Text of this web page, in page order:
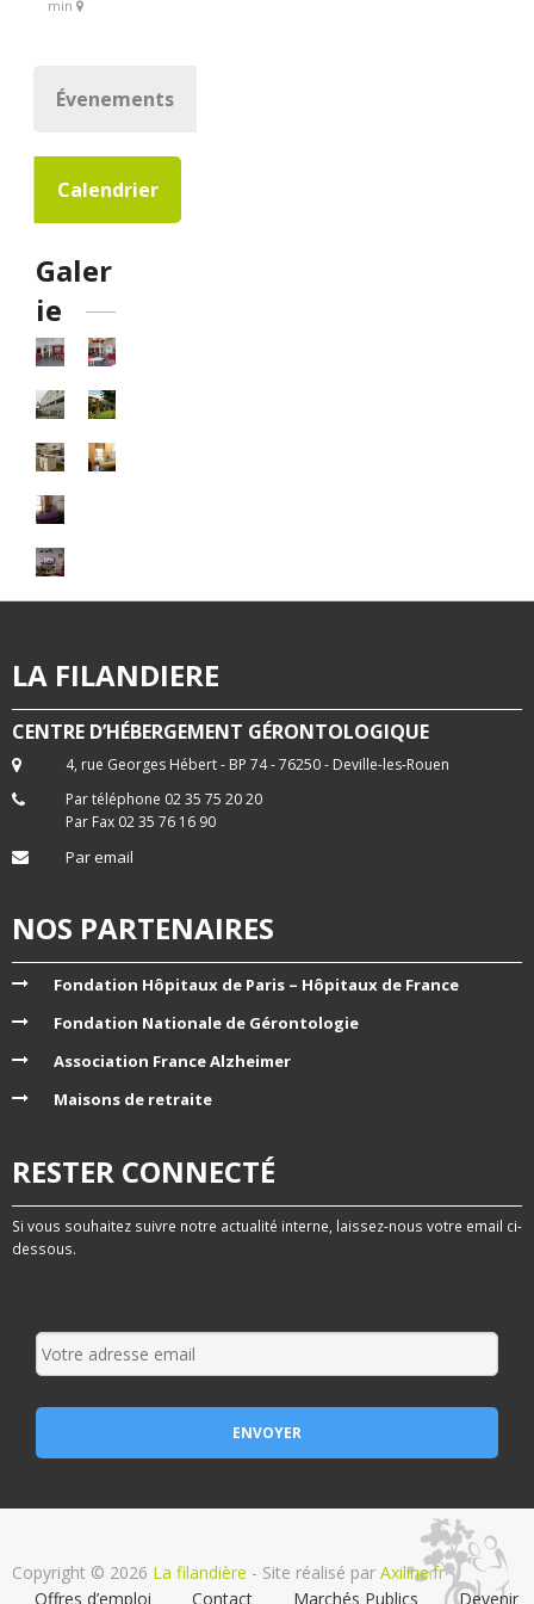
min
Évenements
Calendrier
Galer
ie
LA FILANDIERE
CENTRE D’HÉBERGEMENT GÉRONTOLOGIQUE
4, rue Georges Hébert - BP 74 - 76250 - Deville-les-Rouen
Par téléphone 02 35 75 20 20
Par Fax 02 35 76 16 90
Par email
NOS PARTENAIRES
Fondation Hôpitaux de Paris – Hôpitaux de France
Fondation Nationale de Gérontologie
Association France Alzheimer
Maisons de retraite
RESTER CONNECTÉ
Si vous souhaitez suivre notre actualité interne, laissez-nous votre email ci-
dessous.
Copyright © 2026 La filandière - Site réalisé par Axiline.fr
Offres d’emploi
Contact Marchés Publics Devenir